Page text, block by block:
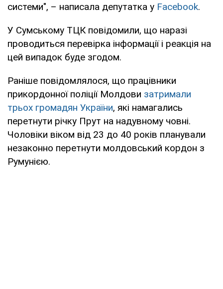
системи", – написала депутатка у Facebook.
У Сумському ТЦК повідомили, що наразі
проводиться перевірка інформації і реакція на
цей випадок буде згодом.
Раніше повідомлялося, що працівники
прикордонної поліції Молдови затримали
трьох громадян України, які намагались
перетнути річку Прут на надувному човні.
Чоловіки віком від 23 до 40 років планували
незаконно перетнути молдовський кордон з
Румунією.